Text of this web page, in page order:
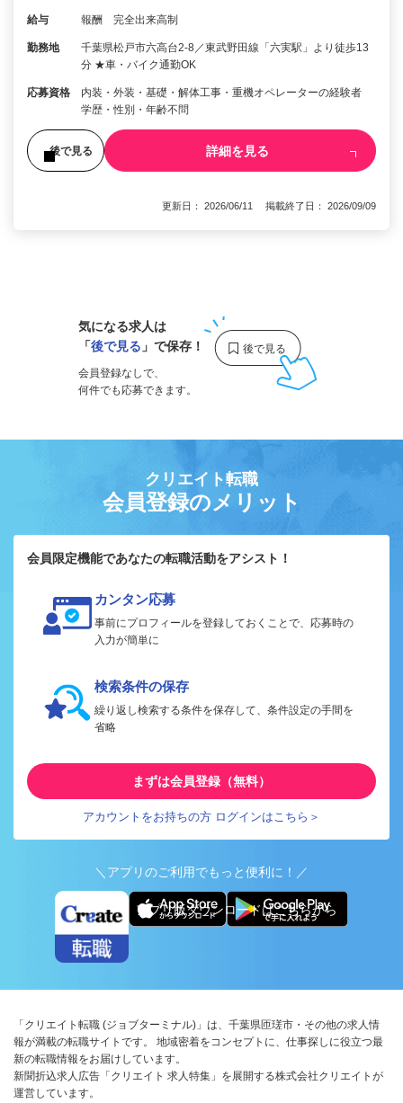
給与 報酬 完全出来高制
勤務地
千葉県松戸市六高台2-8／東武野田線「六実駅」より徒歩13
分 ★車・バイク通勤OK
応募資格
内装・外装・基礎・解体工事・重機オペレーターの経験者
学歴・性別・年齢不問
後で見る 詳細を見る
更新日： 2026/06/11 掲載終了日： 2026/09/09
気になる求人は
「後で見る 」で保存！
会員登録なしで、
何件でも応募できます。
クリエイト転職
会員登録のメリット
会員限定機能であなたの転職活動をアシスト！
カンタン応募
事前にプロフィールを登録しておくことで、応募時の
入力が簡単に
検索条件の保存
繰り返し検索する条件を保存して、条件設定の手間を
省略
まずは会員登録（無料）
アカウントをお持ちの方 ログインはこちら＞
＼アプリのご利用でもっと便利に！／
アプリ版ダウンロードはこちらから
「クリエイト転職 (ジョブターミナル)」は、千葉県匝瑳市・その他の求人情
報が満載の転職サイトです。 地域密着をコンセプトに、仕事探しに役立つ最
新の転職情報をお届けしています。
新聞折込求人広告「クリエイト 求人特集」を展開する株式会社クリエイトが
運営しています。